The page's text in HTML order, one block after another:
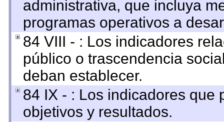
administrativa, que incluya
programas operativos a
84 VIII - : Los indicadores
público o trascendencia
deban establecer.
84 IX - : Los indicadores que
objetivos y resultados.